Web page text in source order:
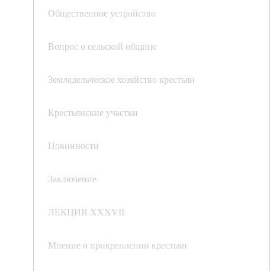
Общественное устройство
Вопрос о сельской общине
Земледельческое хозяйство крестьян
Крестьянские участки
Повинности
Заключение
ЛЕКЦИЯ XXXVII
Мнение о прикреплении крестьян